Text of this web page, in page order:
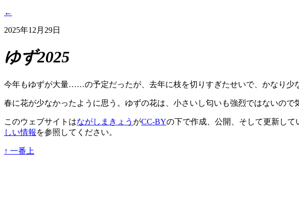
←
2025年12月29日
ゆず2025
今年もゆずが大量……の予定だったが、去年に枝を切りすぎたせいで、かなり少
春に花が少なかったように思う。ゆずの花は、小さいし匂いも強烈ではないの
このウェブサイトはながしまきょう がCC-BYの下で作成、公開、そして更新して
しい情報 を参照してください。
↑ 一番上